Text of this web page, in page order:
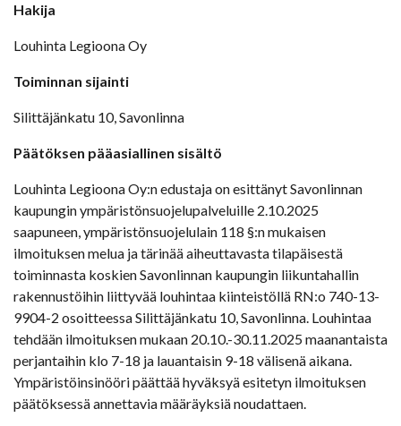
Hakija
Louhinta Legioona Oy
Toiminnan sijainti
Silittäjänkatu 10, Savonlinna
Päätöksen pääasiallinen sisältö
Louhinta Legioona Oy:n edustaja on esittänyt Savonlinnan
kaupungin ympäristönsuojelupalveluille 2.10.2025
saapuneen, ympäristönsuojelulain 118 §:n mukaisen
ilmoituksen melua ja tärinää aiheuttavasta tilapäisestä
toiminnasta koskien Savonlinnan kaupungin liikuntahallin
rakennustöihin liittyvää louhintaa kiinteistöllä RN:o 740-13-
9904-2 osoitteessa Silittäjänkatu 10, Savonlinna. Louhintaa
tehdään ilmoituksen mukaan 20.10.-30.11.2025 maanantaista
perjantaihin klo 7-18 ja lauantaisin 9-18 välisenä aikana.
Ympäristöinsinööri päättää hyväksyä esitetyn ilmoituksen
päätöksessä annettavia määräyksiä noudattaen.